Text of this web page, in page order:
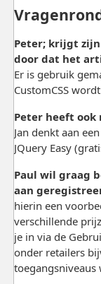
Peter; krijgt
door dat het
Er is gebruik
CustomCSS
Peter heeft ook
Jan denkt aan
JQuery Easy
Paul wil graag
aan
hierin een
verschillende
je in via de
onder retailers